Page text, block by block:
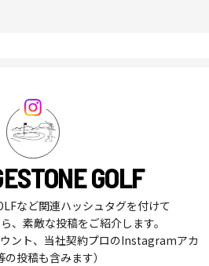
GOLF
など関連ハッシュタグを付けて
、素敵な投稿をご紹介します。
ント、当社契約プロのInstagramアカ
の投稿も含みます）